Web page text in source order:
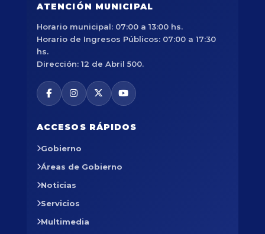
ATENCIÓN MUNICIPAL
Horario municipal: 07:00 a 13:00 hs.
Horario de Ingresos Públicos: 07:00 a 17:30
hs.
Dirección: 12 de Abril 500.
ACCESOS RÁPIDOS
Gobierno
Áreas de Gobierno
Noticias
Servicios
Multimedia